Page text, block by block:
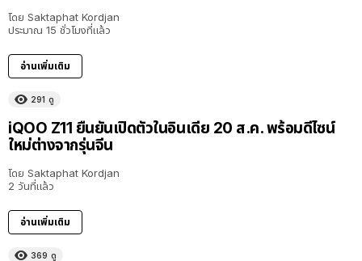
โดย Saktaphat Kordjan
ประมาณ 15 ชั่วโมงที่แล้ว
อ่านเพิ่มเติม
291 ดู
iQOO Z11 ยืนยันเปิดตัวในอินเดีย 20 ส.ค. พร้อมดีไซน์
ใหม่ต่างจากรุ่นจีน
โดย Saktaphat Kordjan
2 วันที่แล้ว
อ่านเพิ่มเติม
369 ดู